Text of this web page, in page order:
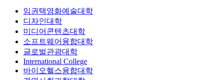
임권택영화예술대학
디자인대학
미디어콘텐츠대학
소프트웨어융합대학
글로벌관광대학
International College
바이오헬스융합대학